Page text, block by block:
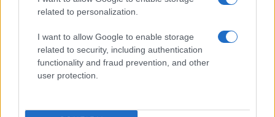
related to personalization.
I want to allow Google to enable storage
related to security, including authentication
functionality and fraud prevention, and other
user protection.